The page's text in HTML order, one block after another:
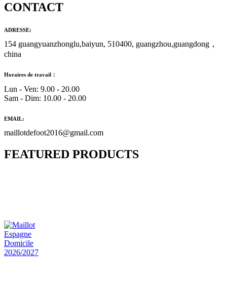
CONTACT
ADRESSE:
154 guangyuanzhonglu,baiyun, 510400, guangzhou,guangdong，
china
Horaires de travail：
Lun - Ven: 9.00 - 20.00
Sam - Dim: 10.00 - 20.00
EMAIL:
maillotdefoot2016@gmail.com
FEATURED PRODUCTS